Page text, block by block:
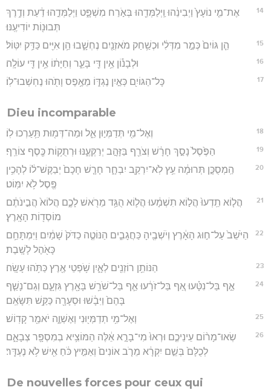
14
אֶת־מִ֤י נוֹעָץ֙ וַיְבִינֵ֔הוּ וַֽיְלַמְּדֵ֖הוּ בְּאֹ֣רַח מִשְׁפָּ֑ט וַיְלַמְּדֵ֣הוּ דַ֔עַת וְדֶ֥רֶךְ
תְּבוּנ֖וֹת יוֹדִיעֶֽנּוּ׃
15 הֵ֤ן גּוֹיִם֙ כְּמַ֣ר מִדְּלִ֔י וּכְשַׁ֥חַק מֹאזְנַ֖יִם נֶחְשָׁ֑בוּ הֵ֥ן אִיִּ֖ים כַּדַּ֥ק יִטּֽוֹל׃
16 וּלְבָנ֕וֹן אֵ֥ין דֵּ֖י בָּעֵ֑ר וְחַיָּת֔וֹ אֵ֥ין דֵּ֖י עוֹלָֽה׃
17 כָּל־הַגּוֹיִ֖ם כְּאַ֣יִן נֶגְדּ֑וֹ מֵאֶ֥פֶס וָתֹ֖הוּ נֶחְשְׁבוּ־לֽוֹ׃
Dieu incomparable
18 וְאֶל־מִ֖י תְּדַמְּי֣וּן אֵ֑ל וּמַה־דְּמ֖וּת תַּ֥עַרְכוּ לֽוֹ׃
19 הַפֶּ֙סֶל֙ נָסַ֣ךְ חָרָ֔שׁ וְצֹרֵ֖ף בַּזָּהָ֣ב יְרַקְּעֶ֑נּוּ וּרְתֻק֥וֹת כֶּ֖סֶף צוֹרֵֽף׃
20
הַֽמְסֻכָּ֣ן תְּרוּמָ֔ה עֵ֥ץ לֹֽא־יִרְקַ֖ב יִבְחָ֑ר חָרָ֤שׁ חָכָם֙ יְבַקֶּשׁ־ל֔וֹ לְהָכִ֥ין
פֶּ֖סֶל לֹ֥א יִמּֽוֹט׃
21
הֲל֤וֹא תֵֽדְעוּ֙ הֲל֣וֹא תִשְׁמָ֔עוּ הֲל֛וֹא הֻגַּ֥ד מֵרֹ֖אשׁ לָכֶ֑ם הֲלוֹא֙ הֲבִ֣ינֹתֶ֔ם
מוֹסְד֖וֹת הָאָֽרֶץ׃
22
הַיֹּשֵׁב֙ עַל־ח֣וּג הָאָ֔רֶץ וְיֹשְׁבֶ֖יהָ כַּחֲגָבִ֑ים הַנּוֹטֶ֤ה כַדֹּק֙ שָׁמַ֔יִם וַיִּמְתָּחֵ֥ם
כָּאֹ֖הֶל לָשָֽׁבֶת׃
23 הַנּוֹתֵ֥ן רוֹזְנִ֖ים לְאָ֑יִן שֹׁ֥פְטֵי אֶ֖רֶץ כַּתֹּ֥הוּ עָשָֽׂה׃
24
אַ֣ף בַּל־נִטָּ֗עוּ אַ֚ף בַּל־זֹרָ֔עוּ אַ֛ף בַּל־שֹׁרֵ֥שׁ בָּאָ֖רֶץ גִּזְעָ֑ם וְגַם־נָשַׁ֤ף
בָּהֶם֙ וַיִּבָ֔שׁוּ וּסְעָרָ֖ה כַּקַּ֥שׁ תִּשָּׂאֵֽם׃
25 וְאֶל־מִ֥י תְדַמְּי֖וּנִי וְאֶשְׁוֶ֑ה יֹאמַ֖ר קָדֽוֹשׁ׃
26
שְׂאוּ־מָר֨וֹם עֵינֵיכֶ֤ם וּרְאוּ֙ מִי־בָרָ֣א אֵ֔לֶּה הַמּוֹצִ֥יא בְמִסְפָּ֖ר צְבָאָ֑ם
לְכֻלָּם֙ בְּשֵׁ֣ם יִקְרָ֔א מֵרֹ֤ב אוֹנִים֙ וְאַמִּ֣יץ כֹּ֔חַ אִ֖ישׁ לֹ֥א נֶעְדָּֽר׃
De nouvelles forces pour ceux qui